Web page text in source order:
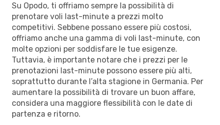
Su Opodo, ti offriamo sempre la possibilità di
prenotare voli last-minute a prezzi molto
competitivi. Sebbene possano essere più costosi,
offriamo anche una gamma di voli last-minute, con
molte opzioni per soddisfare le tue esigenze.
Tuttavia, è importante notare che i prezzi per le
prenotazioni last-minute possono essere più alti,
soprattutto durante l’alta stagione in Germania. Per
aumentare la possibilità di trovare un buon affare,
considera una maggiore flessibilità con le date di
partenza e ritorno.